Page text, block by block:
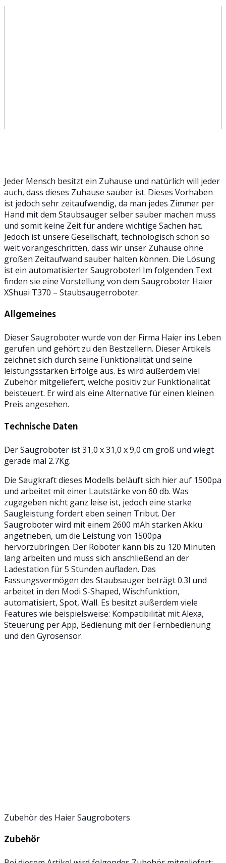
Jeder Mensch besitzt ein Zuhause und natürlich will jeder
auch, dass dieses Zuhause sauber ist. Dieses Vorhaben
ist jedoch sehr zeitaufwendig, da man jedes Zimmer per
Hand mit dem Staubsauger selber sauber machen muss
und somit keine Zeit für andere wichtige Sachen hat.
Jedoch ist unsere Gesellschaft, technologisch schon so
weit vorangeschritten, dass wir unser Zuhause ohne
großen Zeitaufwand sauber halten können. Die Lösung
ist ein automatisierter Saugroboter! Im folgenden Text
finden sie eine Vorstellung von dem Saugroboter Haier
XShuai T370 – Staubsaugerroboter.
Allgemeines
Dieser Saugroboter wurde von der Firma Haier ins Leben
gerufen und gehört zu den Bestzellern. Dieser Artikels
zeichnet sich durch seine Funktionalität und seine
leistungsstarken Erfolge aus. Es wird außerdem viel
Zubehör mitgeliefert, welche positiv zur Funktionalität
beisteuert. Er wird als eine Alternative für einen kleinen
Preis angesehen.
Technische Daten
Der Saugroboter ist 31,0 x 31,0 x 9,0 cm groß und wiegt
gerade mal 2.7Kg.
Die Saugkraft dieses Modells beläuft sich hier auf 1500pa
und arbeitet mit einer Lautstärke von 60 db. Was
zugegeben nicht ganz leise ist, jedoch eine starke
Saugleistung fordert eben seinen Tribut. Der
Saugroboter wird mit einem 2600 mAh starken Akku
angetrieben, um die Leistung von 1500pa
hervorzubringen. Der Roboter kann bis zu 120 Minuten
lang arbeiten und muss sich anschließend an der
Ladestation für 5 Stunden aufladen. Das
Fassungsvermögen des Staubsauger beträgt 0.3l und
arbeitet in den Modi S-Shaped, Wischfunktion,
automatisiert, Spot, Wall. Es besitzt außerdem viele
Features wie beispielsweise: Kompatibilität mit Alexa,
Steuerung per App, Bedienung mit der Fernbedienung
und den Gyrosensor.
Zubehör des Haier Saugroboters
Zubehör